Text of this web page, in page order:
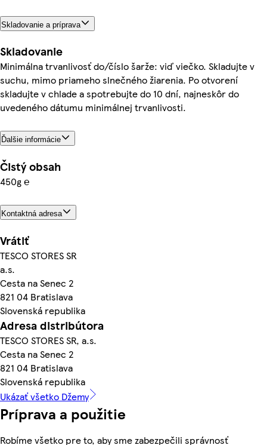
Skladovanie a príprava
Skladovanie
Minimálna trvanlivosť do/číslo šarže: viď viečko. Skladujte v
suchu, mimo priameho slnečného žiarenia. Po otvorení
skladujte v chlade a spotrebujte do 10 dní, najneskôr do
uvedeného dátumu minimálnej trvanlivosti.
Ďalšie informácie
Čistý obsah
450g ℮
Kontaktná adresa
Vrátiť
TESCO STORES SR
a.s.
Cesta na Senec 2
821 04 Bratislava
Slovenská republika
Adresa distribútora
TESCO STORES SR, a.s.
Cesta na Senec 2
821 04 Bratislava
Slovenská republika
Ukázať všetko Džemy
Príprava a použitie
Robíme všetko pre to, aby sme zabezpečili správnosť